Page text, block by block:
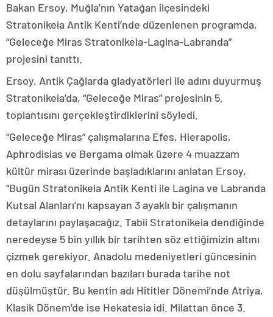
Bakan Ersoy, Muğla’nın Yatağan ilçesindeki
Stratonikeia Antik Kenti’nde düzenlenen programda,
“Geleceğe Miras Stratonikeia-Lagina-Labranda”
projesini tanıttı.
Ersoy, Antik Çağlarda gladyatörleri ile adını duyurmuş
Stratonikeia’da, “Geleceğe Miras” projesinin 5.
toplantısını gerçekleştirdiklerini söyledi.
“Geleceğe Miras” çalışmalarına Efes, Hierapolis,
Aphrodisias ve Bergama olmak üzere 4 muazzam
kültür mirası üzerinde başladıklarını anlatan Ersoy,
“Bugün Stratonikeia Antik Kenti ile Lagina ve Labranda
Kutsal Alanları’nı kapsayan 3 ayaklı bir çalışmanın
detaylarını paylaşacağız. Tabii Stratonikeia dendiğinde
neredeyse 5 bin yıllık bir tarihten söz ettiğimizin altını
çizmek gerekiyor. Anadolu medeniyetleri güncesinin
en dolu sayfalarından bazıları burada tarihe not
düşülmüştür. Bu kentin adı Hititler Dönemi’nde Atriya,
Klasik Dönem’de ise Hekatesia idi. Milattan önce 3.